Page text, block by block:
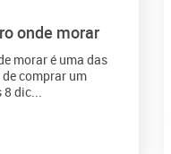
onde morar
morar é uma das
comprar um
8 dic...